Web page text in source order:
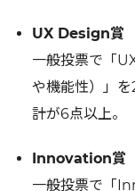
UX Design賞
一般投票で「
や機能性）」
計が6点以上。
Innovation賞
一般投票で「